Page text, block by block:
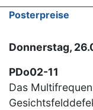
Posterpreise
Donnerstag,
PDo02-11
Das